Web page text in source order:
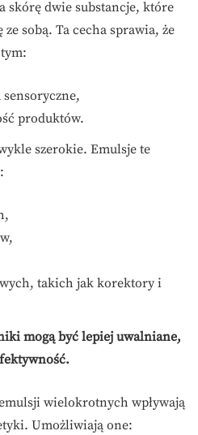
skórę dwie substancje, które
sobą. Ta cecha sprawia, że
produktów.
szerokie. Emulsje te
takich jak korektory i
mogą być lepiej uwalniane,
wielokrotnych wpływają
Umożliwiają one: